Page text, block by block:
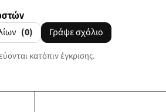
(0) Γράψε σχόλιο
κατόπιν έγκρισης.